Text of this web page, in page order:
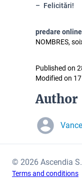
Felicitări!
predare online
NOMBRES,
Published on
Modified on
Author
© 2026 Ascendia
Terms and conditions